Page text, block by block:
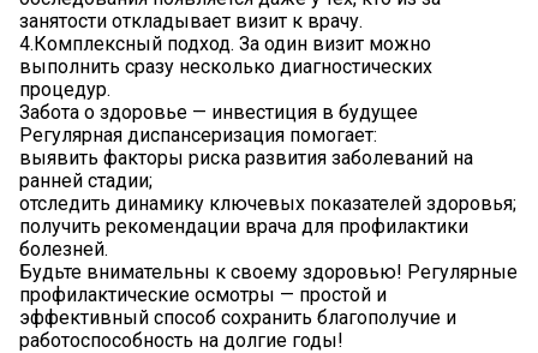
занятости откладывает визит к врачу.
4.Комплексный подход. За один визит можно
выполнить сразу несколько диагностических
процедур.
Забота о здоровье — инвестиция в будущее
Регулярная диспансеризация помогает:
выявить факторы риска развития заболеваний на
ранней стадии;
отследить динамику ключевых показателей здоровья;
получить рекомендации врача для профилактики
болезней.
Будьте внимательны к своему здоровью! Регулярные
профилактические осмотры — простой и
эффективный способ сохранить благополучие и
работоспособность на долгие годы!